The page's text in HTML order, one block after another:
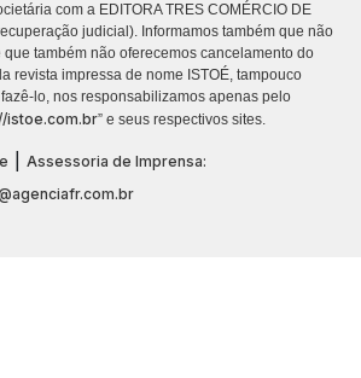
com a EDITORA TRES COMÉRCIO DE
judicial). Informamos também que não
também não oferecemos cancelamento do
revista impressa de nome ISTOÉ, tampouco
lo, nos responsabilizamos apenas pelo
istoe.com.br” e seus respectivos sites.
Assessoria de Imprensa: